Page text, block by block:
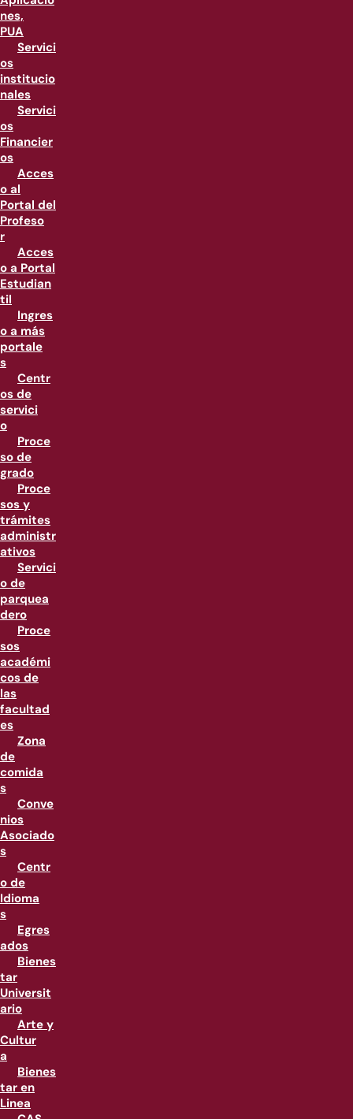
nes,
PUA
Servici
os
institucio
nales
Servici
os
Financier
os
Acces
o al
Portal del
Profeso
r
Acces
o a Portal
Estudian
til
Ingres
o a más
portale
s
Centr
os de
servici
o
Proce
so de
grado
Proce
sos y
trámites
administr
ativos
Servici
o de
parquea
dero
Proce
sos
académi
cos de
las
facultad
es
Zona
de
comida
s
Conve
nios
Asociado
s
Centr
o de
Idioma
s
Egres
ados
Bienes
tar
Universit
ario
Arte y
Cultur
a
Bienes
tar en
Linea